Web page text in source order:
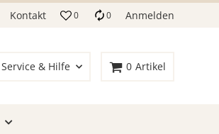
Kontakt 0 0 Anmelden
Service & Hilfe 0 Artikel